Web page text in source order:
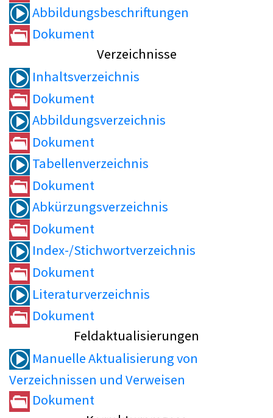
Abbildungsbeschriftungen
Dokument
Verzeichnisse
Inhaltsverzeichnis
Dokument
Abbildungsverzeichnis
Dokument
Tabellenverzeichnis
Dokument
Abkürzungsverzeichnis
Dokument
Index-/Stichwortverzeichnis
Dokument
Literaturverzeichnis
Dokument
Feldaktualisierungen
Manuelle Aktualisierung von
Verzeichnissen und Verweisen
Dokument